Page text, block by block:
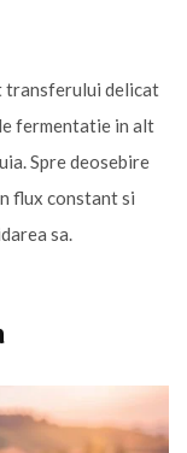
transferului delicat
fermentatie in alt
Spre deosebire
flux constant si
sa.